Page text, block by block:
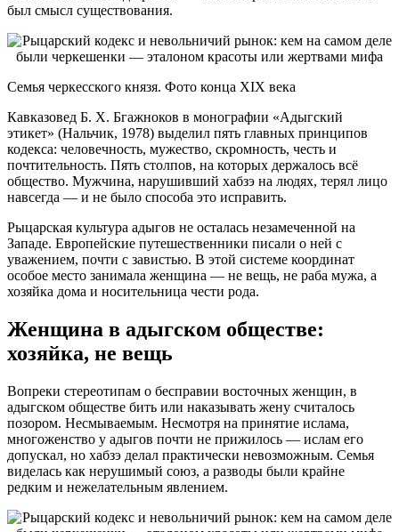
был смысл существования.
Семья черкесского князя. Фото конца XIX века
Кавказовед Б. Х. Бгажноков в монографии «Адыгский
этикет» (Нальчик, 1978) выделил пять главных принципов
кодекса: человечность, мужество, скромность, честь и
почтительность. Пять столпов, на которых держалось всё
общество. Мужчина, нарушивший хабзэ на людях, терял лицо
навсегда — и не было способа это исправить.
Рыцарская культура адыгов не осталась незамеченной на
Западе. Европейские путешественники писали о ней с
уважением, почти с завистью. В этой системе координат
особое место занимала женщина — не вещь, не раба мужа, а
хозяйка дома и носительница чести рода.
Женщина в адыгском обществе:
хозяйка, не вещь
Вопреки стереотипам о бесправии восточных женщин, в
адыгском обществе бить или наказывать жену считалось
позором. Несмываемым. Несмотря на принятие ислама,
многоженство у адыгов почти не прижилось — ислам его
допускал, но хабзэ делал практически невозможным. Семья
виделась как нерушимый союз, а разводы были крайне
редким и нежелательным явлением.